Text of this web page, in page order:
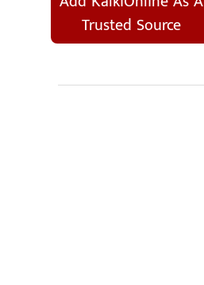
Trusted Source